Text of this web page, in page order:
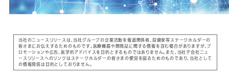
取扱製品
BioMimics 3Dステントシステム
らせんの理由
BioMimics 3D ステントシステムの特徴
当社のニュースリリースは、当社グループの企業活動を報道関係者、投資家等ステークホルダーの
皆さまにお伝えするためのものです。医療機器や開発品に関する情報を含む場合がありますが、プ
ロモーションや広告、医学的アドバイスを目的とするものではありません。また、当社子会社ニュ
ースリリースへのリンクはステークホルダーの皆さまの便宜を図るためのものであり、当社として
の情報発信は目的としておりません。